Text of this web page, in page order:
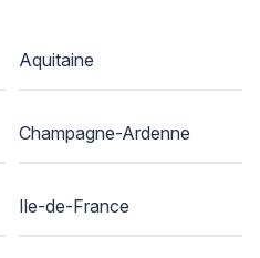
Aquitaine
Champagne-Ardenne
Ile-de-France